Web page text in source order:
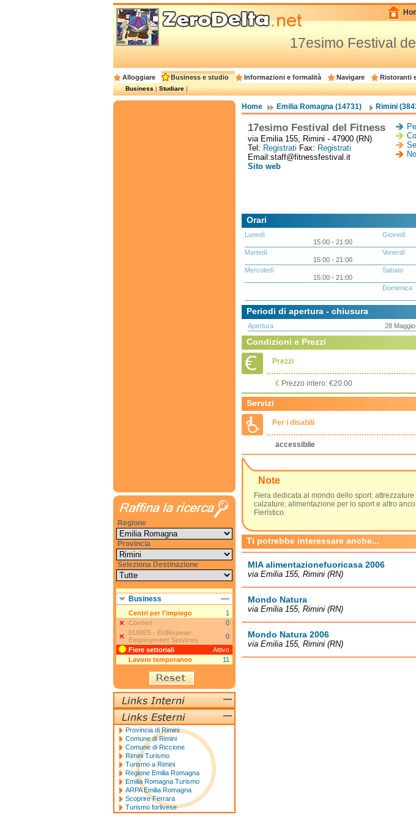
17esimo Festival
Alloggiare Business e studio Informazioni e formalità Navigare Ristoranti
Business|Studiare|
Home Emilia Romagna (14731) Rimini
17esimo Festival del Fitness
via Emilia 155, Rimini - 47900 (RN)
Tel: Registrati Fax: Registrati
Email:staff@fitnessfestival.it
Sito web
Orari
Lunedì
15:00 - 21:00
Martedì
15:00 - 21:00
Mercoledì
15:00 - 21:00
Giovedì
Venerdì
Sabato
Domenica
Periodi di apertura - chiusura
Apertura 28
Condizioni e Prezzi
Prezzi
€Prezzo intero: €20.00
Servizi
Per i disabili
accessibile
Note
Fiera dedicata al mondo dello sport:
calzature, alimentazione per lo sport e altro
Fieristico.
Ti potrebbe interessare anche...
MIA alimentazionefuoricasa 2006
via Emilia 155, Rimini (RN)
Mondo Natura
via Emilia 155, Rimini (RN)
Mondo Natura 2006
via Emilia 155, Rimini (RN)
Regione
Provincia
Seleziona Destinazione
Business
Centri per l'impiego
1
Corrieri
0
EURES - EURopean
Employment Services
0
Fiere settoriali
Attivo
Lavoro temporaneo
11
Provincia di Rimini
Comune di Rimini
Comune di Riccione
Rimini Turismo
Turismo a Rimini
Regione Emilia Romagna
Emilia Romagna Turismo
ARPA Emilia Romagna
Scoprire Ferrara
Turismo forlivese